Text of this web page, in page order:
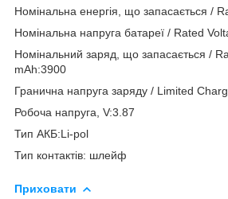
Номінальна енергія, що запасається /
Номінальна напруга батареї / Rated
Номінальний заряд, що запасається /
mAh:3900
Гранична напруга заряду / Limited
Робоча напруга, V:3.87
Тип АКБ:Li-pol
Тип контактів: шлейф
Приховати